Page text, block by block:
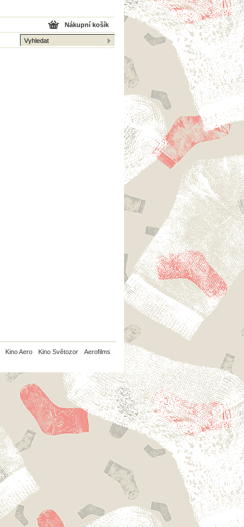
Nákupní košík
Kino Aero Kino Světozor Aerofilms